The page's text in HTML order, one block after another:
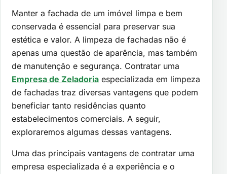
Manter a fachada de um imóvel limpa e bem
conservada é essencial para preservar sua
estética e valor. A limpeza de fachadas não é
apenas uma questão de aparência, mas também
de manutenção e segurança. Contratar uma
Empresa de Zeladoria especializada em limpeza
de fachadas traz diversas vantagens que podem
beneficiar tanto residências quanto
estabelecimentos comerciais. A seguir,
exploraremos algumas dessas vantagens.
Uma das principais vantagens de contratar uma
empresa especializada é a experiência e o